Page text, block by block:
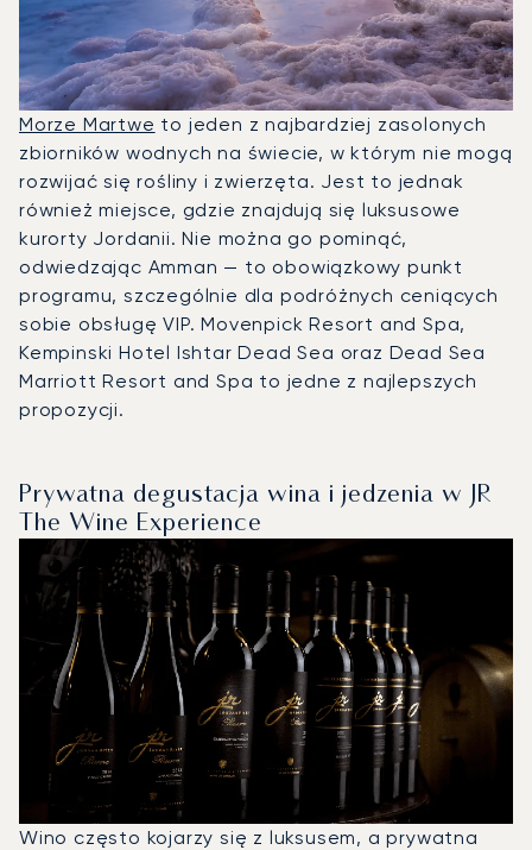
Morze Martwe to jeden z najbardziej zasolonych
zbiorników wodnych na świecie, w którym nie mogą
rozwijać się rośliny i zwierzęta. Jest to jednak
również miejsce, gdzie znajdują się luksusowe
kurorty Jordanii. Nie można go pominąć,
odwiedzając Amman — to obowiązkowy punkt
programu, szczególnie dla podróżnych ceniących
sobie obsługę VIP. Movenpick Resort and Spa,
Kempinski Hotel Ishtar Dead Sea oraz Dead Sea
Marriott Resort and Spa to jedne z najlepszych
propozycji.
Prywatna degustacja wina i jedzenia w JR
The Wine Experience
Wino często kojarzy się z luksusem, a prywatna